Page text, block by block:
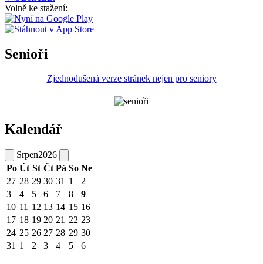
Volně ke stažení:
Senioři
Zjednodušená verze stránek nejen pro seniory
Kalendář
Srpen2026
Po Út St Čt Pá So Ne
27 28 29 30 31 1
2
3
4 5 6 7 8
9
10 11 12 13 14 15 16
17 18 19 20 21 22 23
24 25 26 27 28 29 30
31 1 2 3 4 5 6